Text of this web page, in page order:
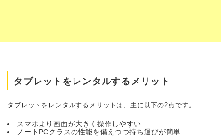
タブレットをレンタルするメリット
タブレットをレンタルするメリットは、主に以下の2点です。
スマホより画面が大きく操作しやすい
ノートPCクラスの性能を備えつつ持ち運びが簡単